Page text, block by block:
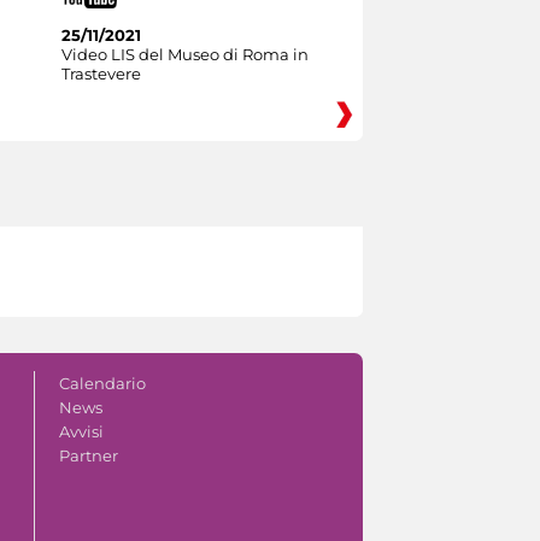
25/11/2021
Video LIS del Museo di Roma in
Trastevere
Calendario
News
Avvisi
Partner